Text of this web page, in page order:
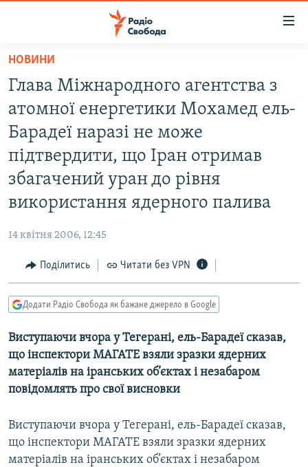
Перейти
основного
матеріалу
Перейти
до
основної
навігації
до
СТАТТІ
СУСПІЛЬСТВО
УКРАЇНА
СВІТ
ВІЙНА
РОСІЙСЬКА «ФІЛЬТРАЦІЯ»
ДОНБАС.РЕАЛІЇ
СХЕМИ
КИТАЙ.ВИКЛИКИ
ФОТО
СПЕЦПРОЄКТИ
ПОДКАСТИ
КРИМ РЕАЛІЇ
РУС
НОВИНИ
Глава Міжнародного агентства з
атомної енергетики Мохамед ель-
Барадеї наразі не може
підтвердити, що Іран отримав
збагачений уран до рівня
використання ядерного палива
14 квітня 2006, 12:45
Поділитись Читати без VPN
Додати Радіо Свобода як бажане джерело в Google
Виступаючи вчора у Тегерані, ель-Барадеї сказав,
що інспектори МАГАТЕ взяли зразки ядерних
матеріалів на іранських об’єктах і незабаром
повідомлять про свої висновки
Виступаючи вчора у Тегерані, ель-Барадеї сказав,
що інспектори МАГАТЕ взяли зразки ядерних
матеріалів на іранських об’єктах і незабаром